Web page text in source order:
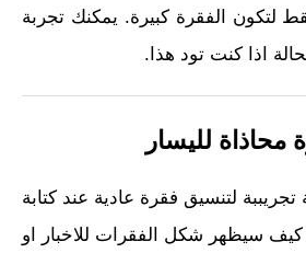
لتكون الفقرة كبيرة. يمكنك تجربة
اذا كنت تود هذا.
محاذاة لليسار
لتنسيق فقرة عادية عند كتابة
سيظهر شكل الفقرات للاخبار او